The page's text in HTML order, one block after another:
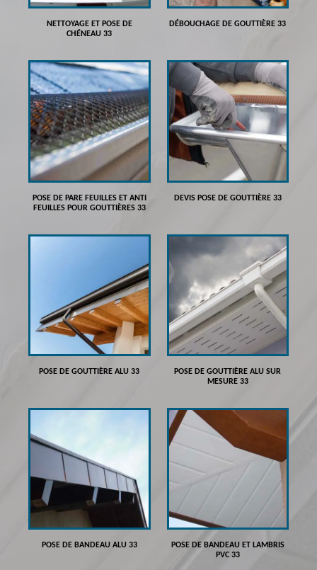
NETTOYAGE ET POSE DE
CHÉNEAU 33
DÉBOUCHAGE DE GOUTTIÈRE 33
POSE DE PARE FEUILLES ET ANTI
FEUILLES POUR GOUTTIÈRES 33
DEVIS POSE DE GOUTTIÈRE 33
POSE DE GOUTTIÈRE ALU 33
POSE DE GOUTTIÈRE ALU SUR
MESURE 33
POSE DE BANDEAU ALU 33
POSE DE BANDEAU ET LAMBRIS
PVC 33